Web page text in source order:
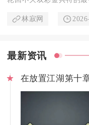
林寂网
最新资讯
在放置江湖第十